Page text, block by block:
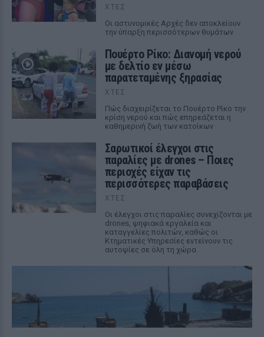
ΧΤΕΣ
Οι αστυνομικές Αρχές δεν αποκλείουν
την ύπαρξη περισσότερων θυμάτων
Πουέρτο Ρίκο: Διανομή νερού
με δελτίο εν μέσω
παρατεταμένης ξηρασίας
ΧΤΕΣ
Πώς διαχειρίζεται το Πουέρτο Ρίκο την
κρίση νερού και πώς επηρεάζεται η
καθημερινή ζωή των κατοίκων
Σαρωτικοί έλεγχοι στις
παραλίες με drones – Ποιες
περιοχές είχαν τις
περισσότερες παραβάσεις
ΧΤΕΣ
Οι έλεγχοι στις παραλίες συνεχίζονται με
drones, ψηφιακά εργαλεία και
καταγγελίες πολιτών, καθώς οι
Κτηματικές Υπηρεσίες εντείνουν τις
αυτοψίες σε όλη τη χώρα